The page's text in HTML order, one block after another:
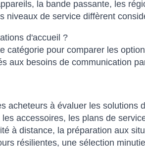
la bande passante, les
niveaux de service diffèrent
d'accueil ?
catégorie pour comparer les
aux besoins de communication
acheteurs à évaluer les
accessoires, les plans de
à distance, la préparation aux
résilientes, une sélection